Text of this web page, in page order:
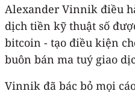
Alexander Vinnik điều
dịch tiền kỹ thuật số
bitcoin - tạo điều kiện
buôn bán ma tuý giao
Vinnik đã bác bỏ mọi